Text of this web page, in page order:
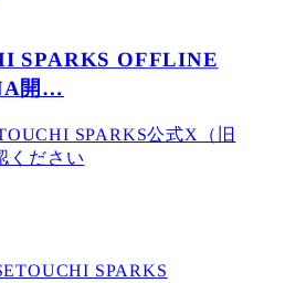
SPARKS OFFLINE
開…
SPARKS公式X（旧
ください
SPARKS